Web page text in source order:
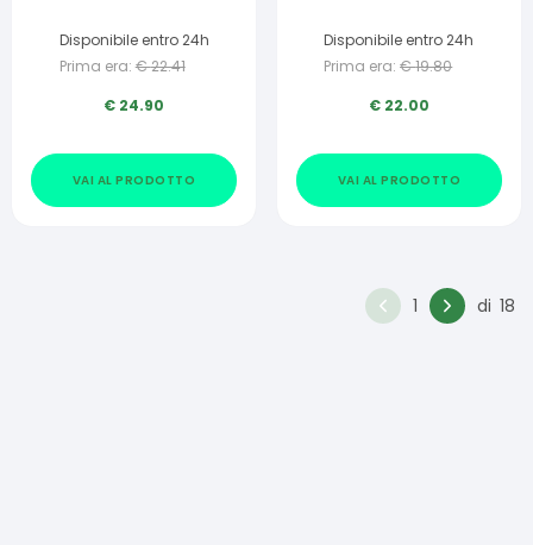
Disponibile entro 24h
Prima era: €22.41
€ 24.90
VAI AL PRODOTTO
Disponibile entro 24h
Prima era: €19.80
€ 22.00
VAI AL PRODOTTO
1 di 18